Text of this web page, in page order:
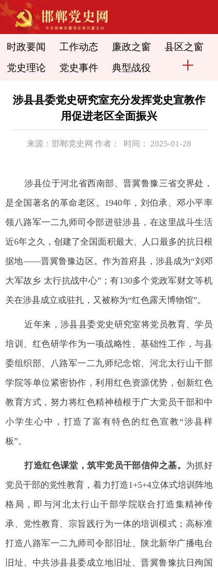
时政要闻 工作动态 廉政之窗 县区之窗
党史理论 党史事件 典型战役
涉县县委党史研究室充分发挥党史宣教作
用促进老区全面振兴
来源：邯郸党史网 作者： 时间： 2025-01-28
涉县位于河北省西南部、晋冀鲁豫三省交界处，
是全国著名的革命老区。1940年，刘伯承、邓小平率
领八路军一二九师司令部进驻涉县，在这里战斗生活
近6年之久，创建了全国面积最大、人口最多的抗日根
据地——晋冀鲁豫边区。作为首府县，涉县成为“刘邓
大军故乡 太行抗战中心”；有130多个党政军财文等机
关在涉县成立或驻扎，又被称为“红色露天博物馆”。
近年来，涉县县委党史研究室将党员教育、学员
培训、红色研学作为一项战略性、基础性工作，与县
委组织部、八路军一二九师纪念馆、河北太行山干部
学院等单位紧密协作，利用红色资源优势，创新红色
教育方式，努力将红色精神植根于广大党员干部和中
小学生心中，打造了富有特色的红色宣教“涉县样
板”。
打造红色课堂，筑牢党员干部信仰之基。 为抓好
党员干部的党性教育，着力打造1+5+4立体式培训阵地
格局，即与河北太行山干部学院联合打造集精神传
承、党性教育、宗旨践行为一体的培训模式；高标准
打造八路军一二九师司令部旧址、陕北新华广播电台
旧址、中共涉县县委成立地旧址、晋冀鲁豫抗日殉国